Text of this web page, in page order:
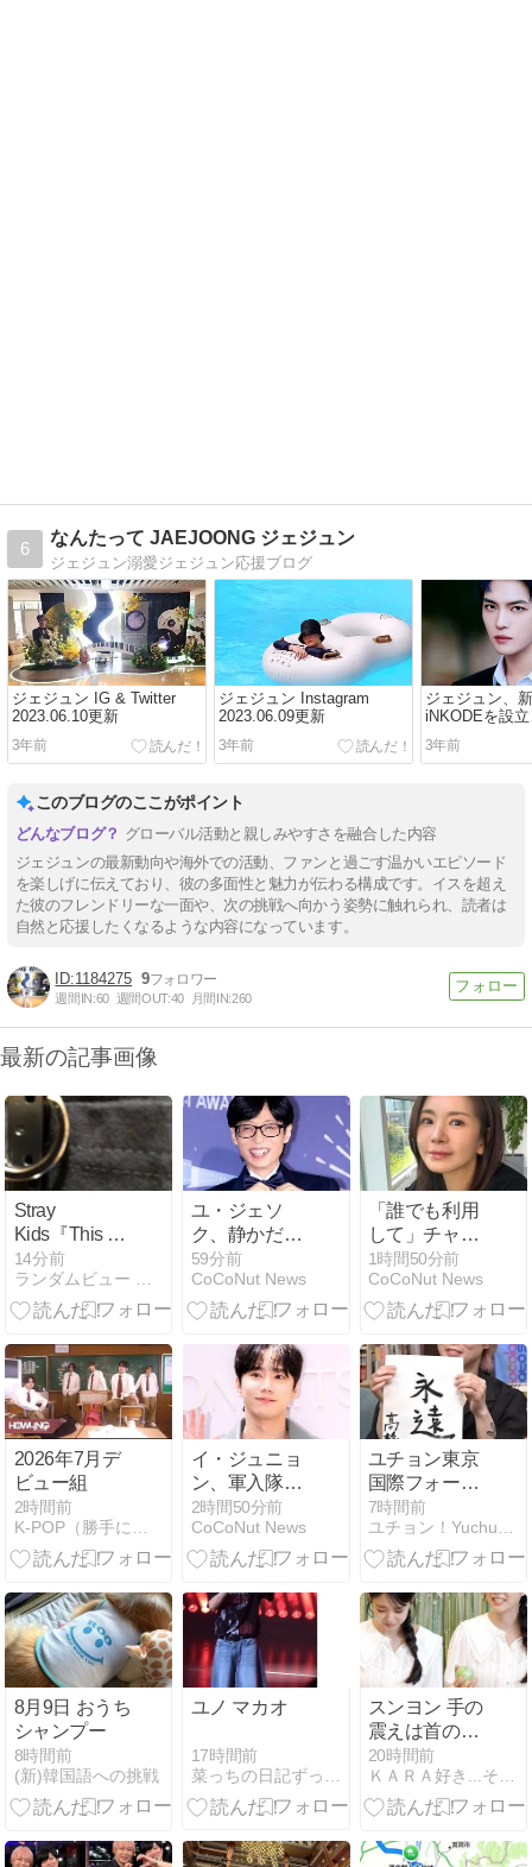
6
なんたって JAEJOONG ジェジュン
ジェジュン溺愛ジェジュン応援ブログ
ジェジュン IG & Twitter
2023.06.10更新
3年前
ジェジュン Instagram
2023.06.09更新
3年前
ジェジュン、
iNKODEを設
の育成にも参加
3年前
このブログのここがポイント
グローバル活動と親しみやすさを融合した内容
ジェジュンの最新動向や海外での活動、ファンと過ごす温かいエピソード
を楽しげに伝えており、彼の多面性と魅力が伝わる構成です。イスを超え
た彼のフレンドリーな一面や、次の挑戦へ向かう姿勢に触れられ、読者は
自然と応援したくなるような内容になっています。
1184275 9
週間IN:60 週間OUT:40 月間IN:260
最新の記事画像
Stray
Kids『This &
That』初日音
源成績/ 日本限
定イベント特
& THAT』輸入
盤販売開始
14分前
ランダムビュー アソート
ユ・ジェソ
ク、静かだと
思ったら…
「おめでた」
が舞い込んだ
59分前
CoCoNut News
「誰でも利用
して」チャ
ン・ソヒ、復
帰後に明かさ
れた驚きの事
1時間50分前
CoCoNut News
2026年7月デ
ビュー組
2時間前
K-POP（勝手に）うんちくブログ
イ・ジュニョ
ン、軍入隊後
にまさかの展
開…男性との
「妙な関係」
2時間50分前
CoCoNut News
ユチョン東京
国際フォーラ
ム席アップグ
レード申し込
み！
7時間前
ユチョン！Yuchun！ゆちょんファイティーン！
8月9日 おうち
シャンプー
8時間前
(新)韓国語への挑戦
ユノ マカオ
17時間前
スンヨン 手の
震えは首のヘ
ルニアだった
20時間前
ＫＡＲＡ好き...それが始まり